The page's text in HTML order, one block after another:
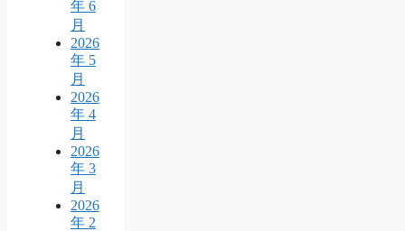
年 6
月
2026
年 5
月
2026
年 4
月
2026
年 3
月
2026
年 2